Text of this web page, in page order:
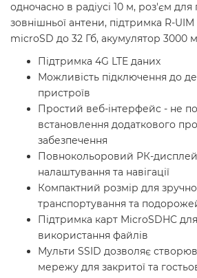
одночасно в радіусі 10 м, роз'єм для
зовнішньої антени, підтримка R-UIM
microSD до 32 Гб, акумулятор 3000
Підтримка 4G LTE даних
Можливість підключення до
пристроїв
Простий веб-інтерфейс - не
встановлення додаткового
забезпечення
Повнокольоровий РК-
налаштування та навігації
Компактний розмір для
транспортування та
Підтримка карт MicroSDHC
використання файлів
Мульти SSID дозволяє
мережу для закритої та